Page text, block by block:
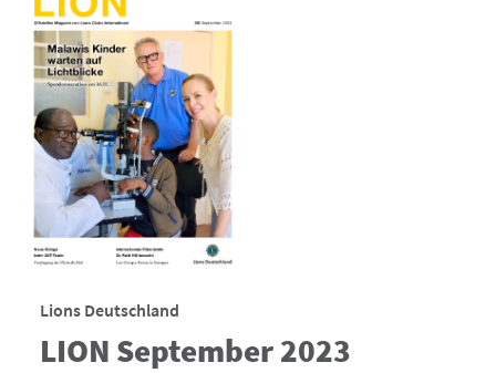
Lions Deutschland
LION September 2023